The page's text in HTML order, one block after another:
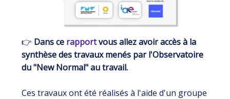
👉 Dans ce rapportvous allez avoir accès à la
synthèse des travaux menés par l'Observatoire
du "New Normal" au travail.
Ces travaux ont été réalisés à l'aide d'un groupe